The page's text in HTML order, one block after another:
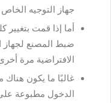
جهاز التوجيه
أما إذا قمت
ضبط المصنع لجهاز
الافتراضية مرة
غالبًا ما يكون
الدخول مطبوعة على